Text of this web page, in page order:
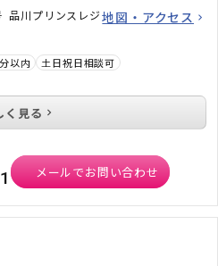
品川プリンスレジ地図・アクセス
以内
土日祝日相談可
く見る
メールでお問い合わせ